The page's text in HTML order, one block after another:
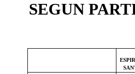
SEGUN